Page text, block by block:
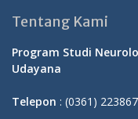
Tentang Kami
Program Studi
Udayana
Telepon : (0361) 223867